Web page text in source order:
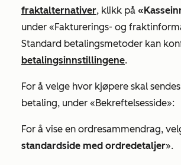
fraktalternativer, klikk på
under «Fakturerings- og
Standard betalingsmetoder kan
betalingsinnstillingene.
For å velge hvor kjøpere skal
betaling, under «Bekreftelsesside»:
For å vise en ordresammendrag,
standardside med ordredetaljer».